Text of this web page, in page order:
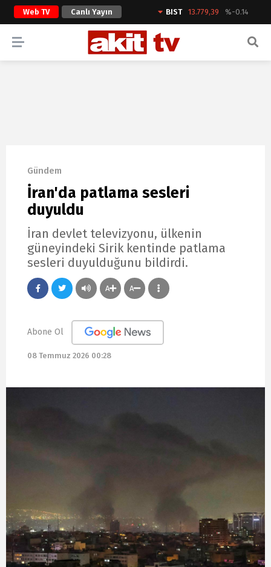
Web TV Canlı Yayın BIST 13.779,39 %-0.14
ARAMA YAP
Gündem
İran'da patlama sesleri
duyuldu
İran devlet televizyonu, ülkenin
güneyindeki Sirik kentinde patlama
sesleri duyulduğunu bildirdi.
A A
Abone Ol
08 Temmuz 2026 00:28